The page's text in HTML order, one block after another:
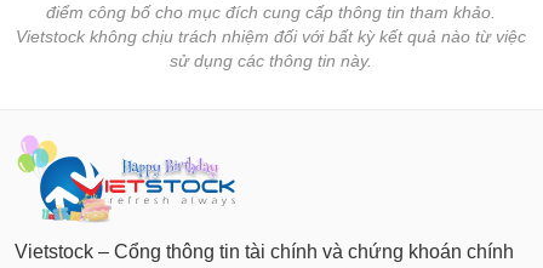
điểm công bố cho mục đích cung cấp thông tin tham khảo.
Vietstock không chịu trách nhiệm đối với bất kỳ kết quả nào từ việc
sử dụng các thông tin này.
Vietstock – Cổng thông tin tài chính và chứng khoán chính